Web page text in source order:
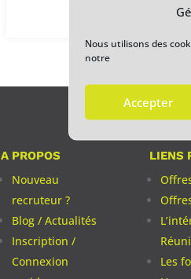
Nous utilisons des
notre
Accepter
A PROPOS
Nouveau
recruteur ?
Blog / Actualités
Inscription /
Connexion
LIENS
Les